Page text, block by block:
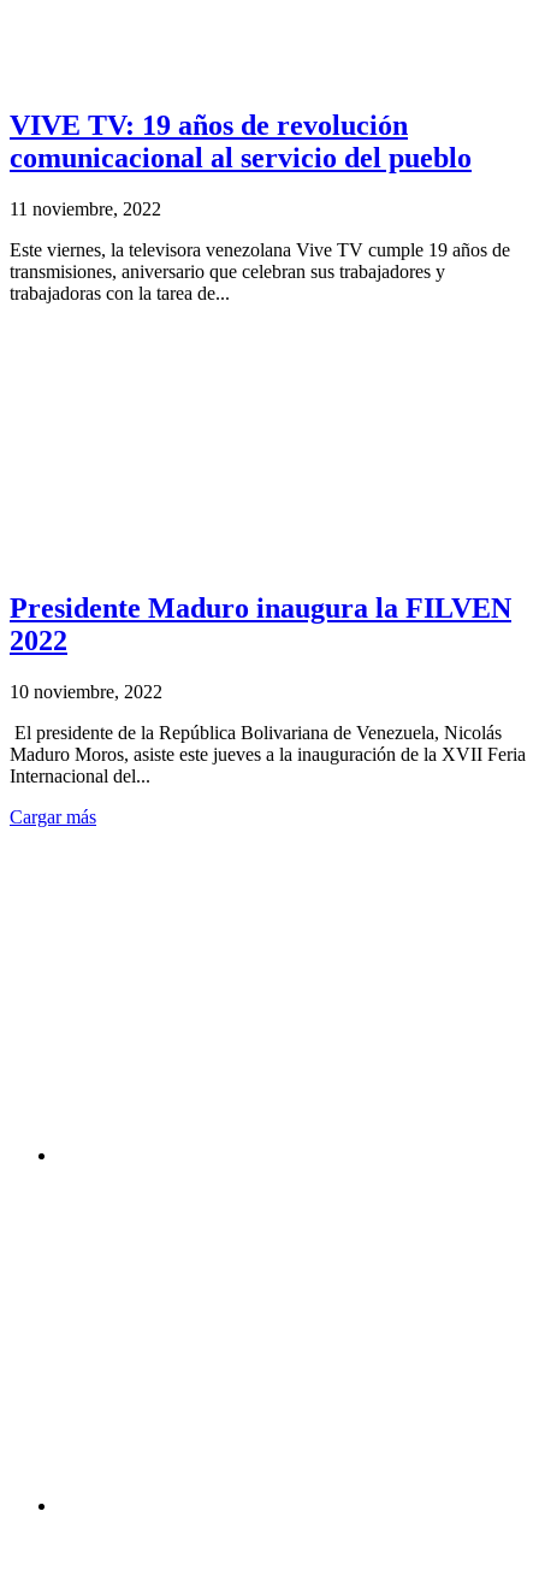
VIVE TV: 19 años de revolución
comunicacional al servicio del pueblo
11 noviembre, 2022
Este viernes, la televisora venezolana Vive TV cumple 19 años de
transmisiones, aniversario que celebran sus trabajadores y
trabajadoras con la tarea de...
Presidente Maduro inaugura la FILVEN
2022
10 noviembre, 2022
El presidente de la República Bolivariana de Venezuela, Nicolás
Maduro Moros, asiste este jueves a la inauguración de la XVII Feria
Internacional del...
Cargar más